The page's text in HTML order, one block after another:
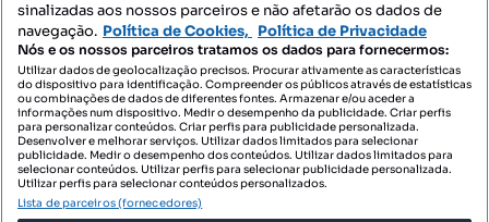
Contacte-nos
SIGA-NOS:
DESCARREGAR NA:
sinalizadas aos nossos parceiros e não afetarão os dados de
navegação. Política de Cookies, Política de Privacidade
Nós e os nossos parceiros tratamos os dados para fornecermos:
Utilizar dados de geolocalização precisos. Procurar ativamente as características
do dispositivo para identificação. Compreender os públicos através de estatísticas
ou combinações de dados de diferentes fontes. Armazenar e/ou aceder a
informações num dispositivo. Medir o desempenho da publicidade. Criar perfis
para personalizar conteúdos. Criar perfis para publicidade personalizada.
Desenvolver e melhorar serviços. Utilizar dados limitados para selecionar
publicidade. Medir o desempenho dos conteúdos. Utilizar dados limitados para
selecionar conteúdos. Utilizar perfis para selecionar publicidade personalizada.
Utilizar perfis para selecionar conteúdos personalizados.
Lista de parceiros (fornecedores)